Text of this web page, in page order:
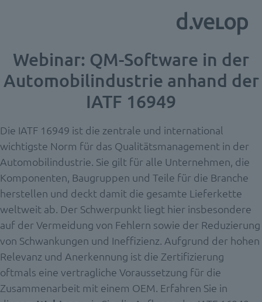
Webinar: QM-Software in der
Automobilindustrie anhand der
IATF 16949
Die IATF 16949 ist die zentrale und international
wichtigste Norm für das Qualitätsmanagement in der
Automobilindustrie. Sie gilt für alle Unternehmen, die
Komponenten, Baugruppen und Teile für die Branche
herstellen und deckt damit die gesamte Lieferkette
weltweit ab. Der Schwerpunkt liegt hier insbesondere
auf der Vermeidung von Fehlern sowie der Reduzierung
von Schwankungen und Ineffizienz. Aufgrund der hohen
Relevanz und Anerkennung ist die Zertifizierung
oftmals eine vertragliche Voraussetzung für die
Zusammenarbeit mit einem OEM. Erfahren Sie in